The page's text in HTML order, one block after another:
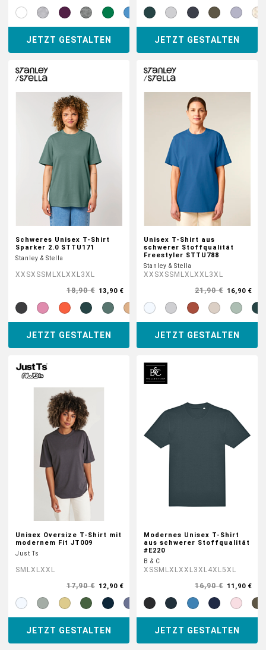
JETZT GESTALTEN JETZT GESTALTEN
Schweres Unisex T-Shirt
Sparker 2.0 STTU171
Stanley & Stella
XXSXSS M LXLXXL3XL
18,90 € 13,90 €
JETZT GESTALTEN
Unisex T-Shirt aus
schwerer Stoffqualität
Freestyler STTU788
Stanley & Stella
XXSXSS M LXLXXL3XL
21,90 € 16,90 €
JETZT GESTALTEN
Unisex Oversize T-Shirt mit
modernem Fit JT009
Just Ts
S M LXLXXL
17,90 € 12,90 €
JETZT GESTALTEN
Modernes Unisex T-Shirt
aus schwerer Stoffqualität
#E220
B & C
XSS M LXLXXL3XL4XL5XL
16,90 € 11,90 €
JETZT GESTALTEN